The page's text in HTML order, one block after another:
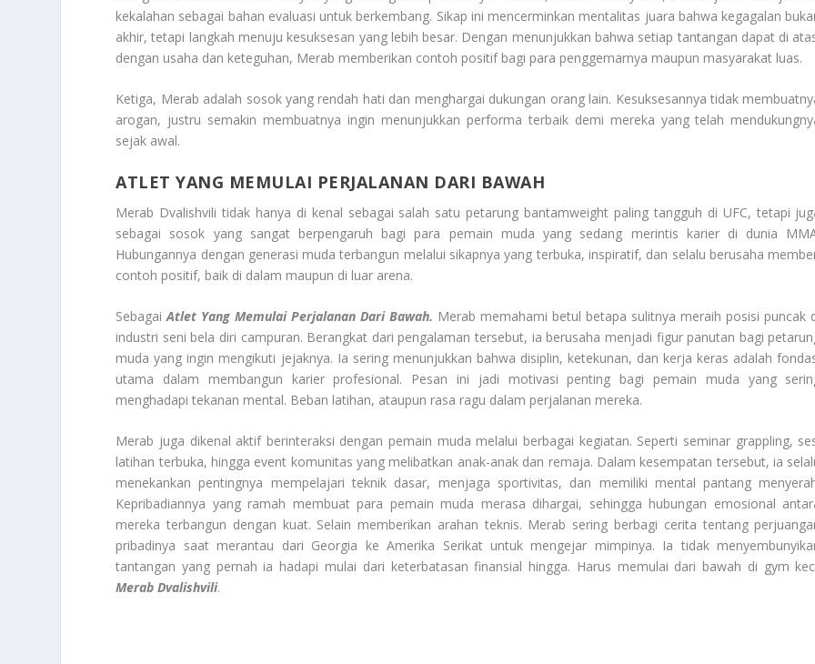
kekalahan sebagai bahan evaluasi untuk berkembang. Sikap ini mencerminkan mentalitas juara bahwa kegagalan
akhir, tetapi langkah menuju kesuksesan yang lebih besar. Dengan menunjukkan bahwa setiap tantangan dapat di
dengan usaha dan keteguhan, Merab memberikan contoh positif bagi para penggemarnya maupun masyarakat luas.
Ketiga, Merab adalah sosok yang rendah hati dan menghargai dukungan orang lain. Kesuksesannya tidak
arogan, justru semakin membuatnya ingin menunjukkan performa terbaik demi mereka yang telah
sejak awal.
ATLET YANG MEMULAI PERJALANAN DARI BAWAH
Merab Dvalishvili tidak hanya di kenal sebagai salah satu petarung bantamweight paling tangguh di UFC, tetapi
sebagai sosok yang sangat berpengaruh bagi para pemain muda yang sedang merintis karier di dunia
Hubungannya dengan generasi muda terbangun melalui sikapnya yang terbuka, inspiratif, dan selalu berusaha
contoh positif, baik di dalam maupun di luar arena.
SebagaiAtlet Yang Memulai Perjalanan Dari Bawah. Merab memahami betul betapa sulitnya meraih posisi puncak
industri seni bela diri campuran. Berangkat dari pengalaman tersebut, ia berusaha menjadi figur panutan bagi
muda yang ingin mengikuti jejaknya. Ia sering menunjukkan bahwa disiplin, ketekunan, dan kerja keras adalah
utama dalam membangun karier profesional. Pesan ini jadi motivasi penting bagi pemain muda yang
menghadapi tekanan mental. Beban latihan, ataupun rasa ragu dalam perjalanan mereka.
Merab juga dikenal aktif berinteraksi dengan pemain muda melalui berbagai kegiatan. Seperti seminar grappling,
latihan terbuka, hingga event komunitas yang melibatkan anak-anak dan remaja. Dalam kesempatan tersebut, ia
menekankan pentingnya mempelajari teknik dasar, menjaga sportivitas, dan memiliki mental pantang
Kepribadiannya yang ramah membuat para pemain muda merasa dihargai, sehingga hubungan emosional
mereka terbangun dengan kuat. Selain memberikan arahan teknis. Merab sering berbagi cerita tentang
pribadinya saat merantau dari Georgia ke Amerika Serikat untuk mengejar mimpinya. Ia tidak
tantangan yang pernah ia hadapi mulai dari keterbatasan finansial hingga. Harus memulai dari bawah di gym
Merab Dvalishvili.